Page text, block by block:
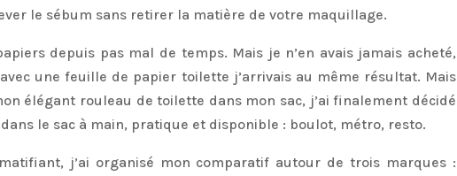
le sébum sans retirer la matière de votre maquillage.
depuis pas mal de temps. Mais je n’en avais jamais acheté,
une feuille de papier toilette j’arrivais au même résultat. Mais
élégant rouleau de toilette dans mon sac, j’ai finalement décidé
le sac à main, pratique et disponible : boulot, métro, resto.
j’ai organisé mon comparatif autour de trois marques :